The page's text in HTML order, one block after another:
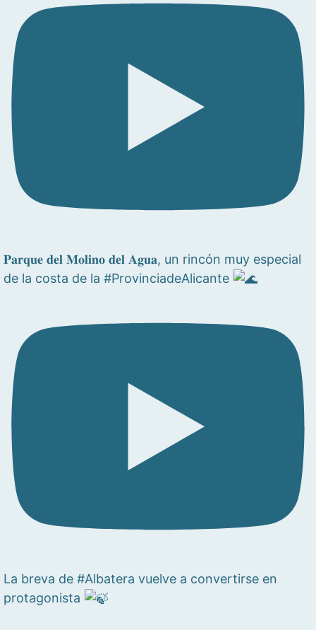
𝐏𝐚𝐫𝐪𝐮𝐞 𝐝𝐞𝐥 𝐌𝐨𝐥𝐢𝐧𝐨 𝐝𝐞𝐥 𝐀𝐠𝐮𝐚, un rincón muy especial
de la costa de la #ProvinciadeAlicante
La breva de #Albatera vuelve a convertirse en
protagonista